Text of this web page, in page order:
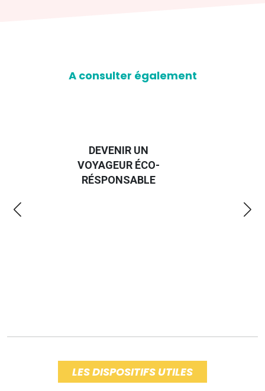
A consulter également
GUIDE DES
EMMERDES 2025
LES DISPOSITIFS UTILES